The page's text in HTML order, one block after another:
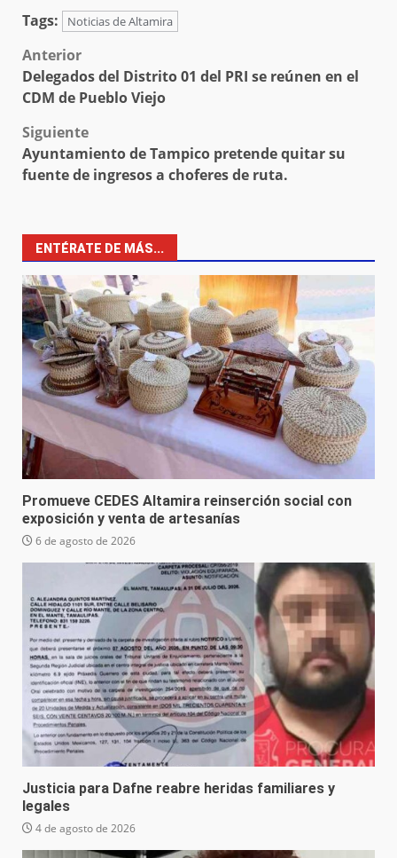
Tags:
Noticias de Altamira
Post
navigation
Anterior
Delegados del Distrito 01 del PRI se reúnen en el
CDM de Pueblo Viejo
Siguiente
Ayuntamiento de Tampico pretende quitar su
fuente de ingresos a choferes de ruta.
ENTÉRATE DE MÁS...
Promueve CEDES Altamira reinserción social con
exposición y venta de artesanías
6 de agosto de 2026
Justicia para Dafne reabre heridas familiares y
legales
4 de agosto de 2026